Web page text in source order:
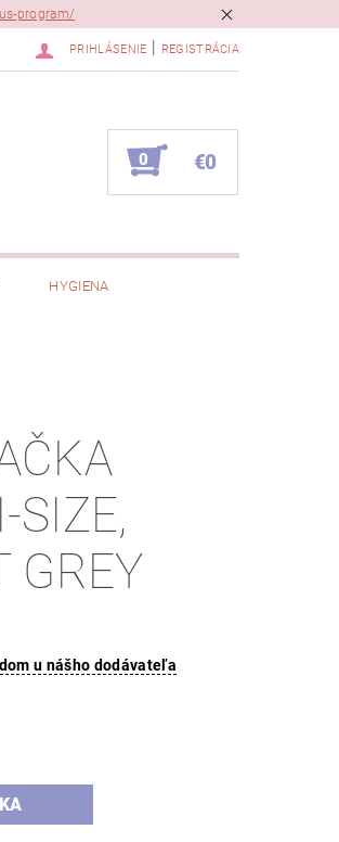
program/
PRIHLÁSENIE REGISTRÁCIA
0 €0
HYGIENA
SIZE,
GREY
u nášho dodávateľa